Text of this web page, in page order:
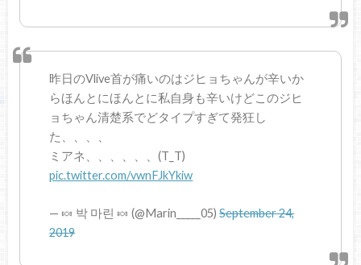
昨日のVlive首が痛いのはジヒョちゃんが辛いか
らほんとにほんとに私自身も辛いけどこのジヒ
ョちゃん清楚系でどタイプすぎて発狂し
た、、、、
ミアネ、、、、、、(T_T)
pic.twitter.com/vwnFJkYkiw
— 🍬 박 마린 🍬 (@Marin_____05)September 24,
2019